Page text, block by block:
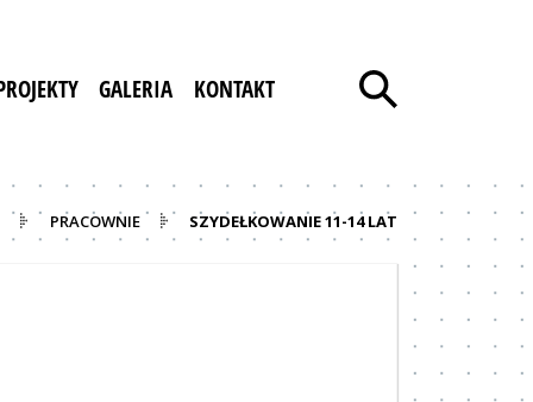
GALERIA KONTAKT
PRACOWNIE SZYDEŁKOWANIE 11-14 LAT